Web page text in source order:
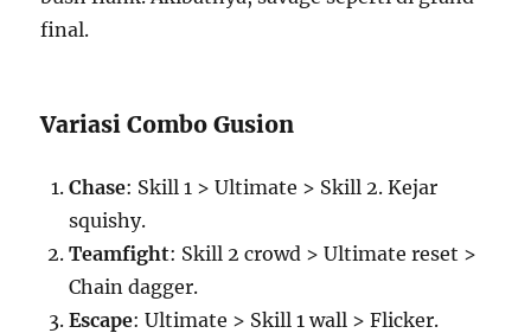
final.
Variasi Combo Gusion
Chase: Skill 1 > Ultimate > Skill 2. Kejar
squishy.
Teamfight: Skill 2 crowd > Ultimate reset >
Chain dagger.
Escape: Ultimate > Skill 1 wall > Flicker.